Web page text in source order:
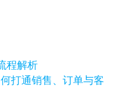
程解析
打通销售、订单与客